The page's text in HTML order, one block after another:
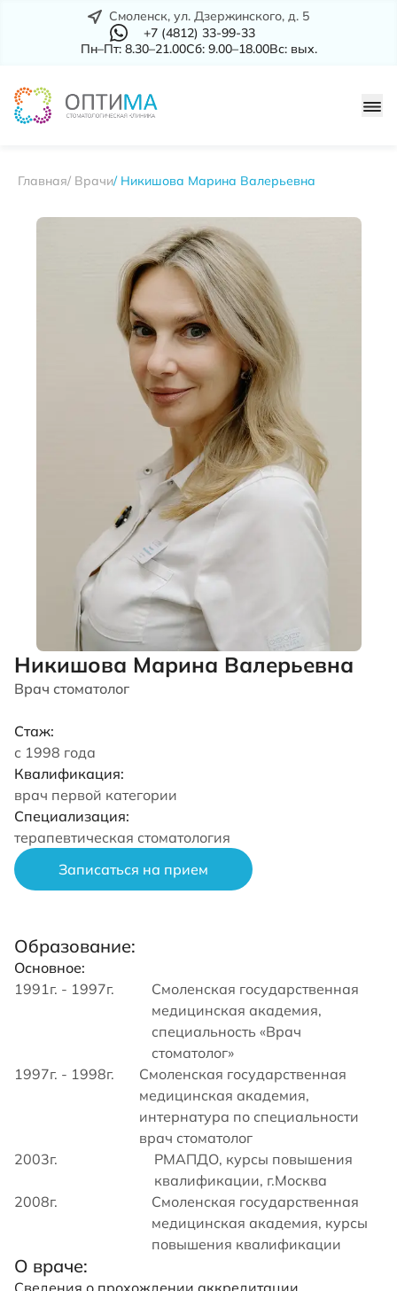
Смоленск, ул. Дзержинского, д. 5
+7 (4812) 33-99-33
Пн–Пт: 8.30–21.00Сб: 9.00–18.00Вс: вых.
Главная Врачи Никишова Марина Валерьевна
Никишова Марина Валерьевна
Врач стоматолог
Стаж:
с 1998 года
Квалификация:
врач первой категории
Специализация:
терапевтическая стоматология
Записаться на прием
Образование:
Основное:
1991г. - 1997г.
Смоленская государственная
медицинская академия,
специальность «Врач
стоматолог»
1997г. - 1998г.
Смоленская государственная
медицинская академия,
интернатура по специальности
врач стоматолог
2003г.
РМАПДО, курсы повышения
квалификации, г.Москва
2008г.
Смоленская государственная
медицинская академия, курсы
повышения квалификации
О враче:
Сведения о прохождении аккредитации